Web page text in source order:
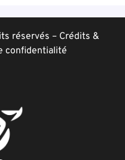
réservés – Crédits &
confidentialité